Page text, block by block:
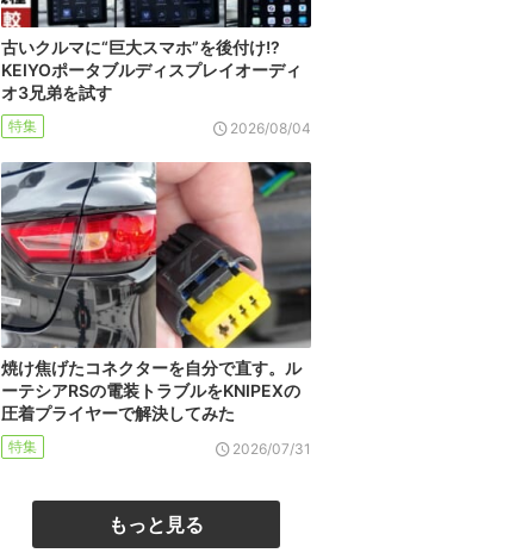
古いクルマに“巨大スマホ”を後付け!?
KEIYOポータブルディスプレイオーディ
オ3兄弟を試す
特集 2026/08/04
焼け焦げたコネクターを自分で直す。ル
ーテシアRSの電装トラブルをKNIPEXの
圧着プライヤーで解決してみた
特集 2026/07/31
もっと見る